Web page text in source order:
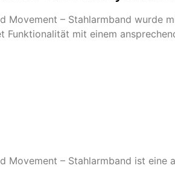
– Stahlarmband wurde
mit einem
– Stahlarmband ist eine